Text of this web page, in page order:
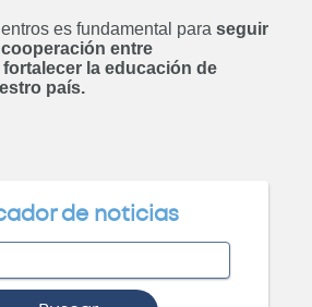
es fundamental para seguir
entre
la educación de
país.
de noticias
Especialización en
Gerencial
ABIERTO
de Negocios